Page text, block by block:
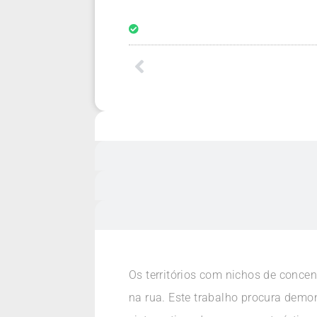
Os territórios com nichos de
na rua. Este trabalho procura